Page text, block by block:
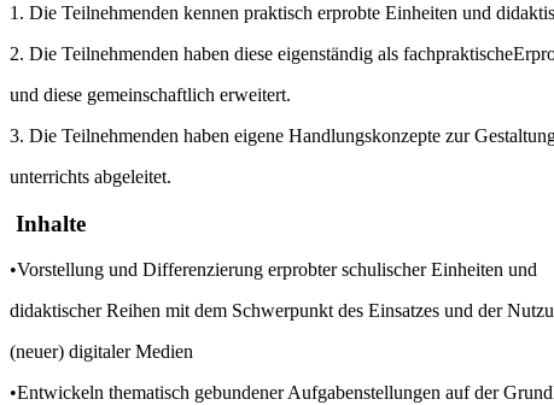
1. Die Teilnehmenden kennen praktisch erprobte Einheiten und
2. Die Teilnehmenden haben diese eigenständig als
und diese gemeinschaftlich erweitert.
3. Die Teilnehmenden haben eigene Handlungskonzepte zur
unterrichts abgeleitet.
Inhalte
•Vorstellung und Differenzierung erprobter schulischer Einheiten und
didaktischer Reihen mit dem Schwerpunkt des Einsatzes und der
(neuer) digitaler Medien
•Entwickeln thematisch gebundener Aufgabenstellungen auf der